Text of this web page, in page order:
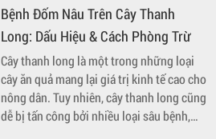
phát triển kém và có thể chết cây nếu
không được điều trị kịp thời. Bài viết này
sẽ cung cấp thông tin chi tiết về dấu hiệu
nhận biết, nguyên nhân gây bệnh và các
biện pháp phòng trừ hiệu quả.
Bệnh Đốm Nâu Trên Cây Thanh
Long: Dấu Hiệu & Cách Phòng Trừ
Cây thanh long là một trong những loại
cây ăn quả mang lại giá trị kinh tế cao cho
nông dân. Tuy nhiên, cây thanh long cũng
dễ bị tấn công bởi nhiều loại sâu bệnh,